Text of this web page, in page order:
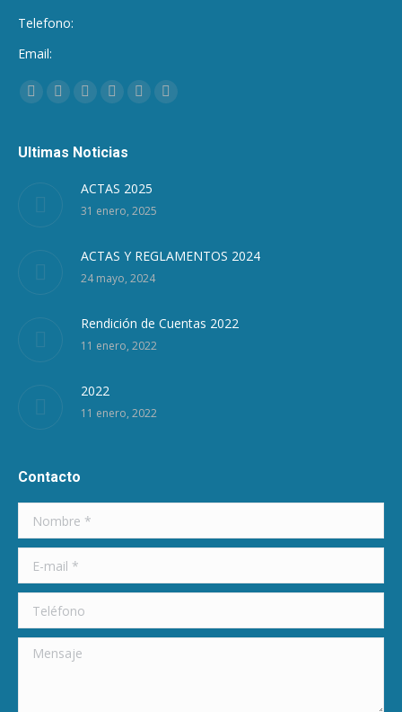
Telefono:
Email:
Encuéntranos en:
Facebook
TwitterGoogle+LinkedinPinterestInstagram
Ultimas Noticias
ACTAS 2025
31 enero, 2025
ACTAS Y REGLAMENTOS 2024
24 mayo, 2024
Rendición de Cuentas 2022
11 enero, 2022
2022
11 enero, 2022
Contacto
Nombre *
E-mail *
Teléfono
Mensaje